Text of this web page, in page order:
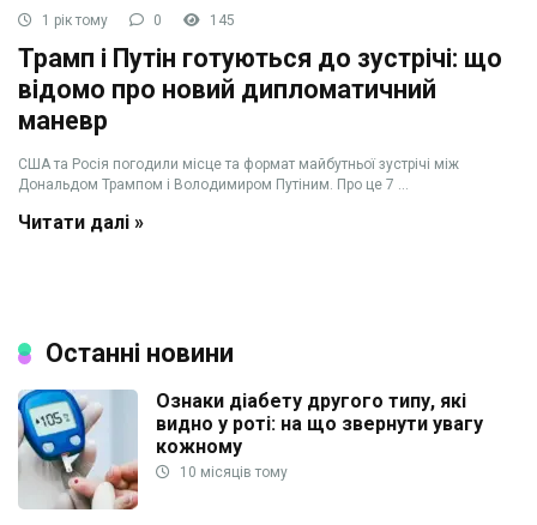
1 рік тому 0 145
Трамп і Путін готуються до зустрічі: що
відомо про новий дипломатичний
маневр
США та Росія погодили місце та формат майбутньої зустрічі між
Дональдом Трампом і Володимиром Путіним. Про це 7 ...
Читати далі »
Останні новини
Ознаки діабету другого типу, які
видно у роті: на що звернути увагу
кожному
10 місяців тому